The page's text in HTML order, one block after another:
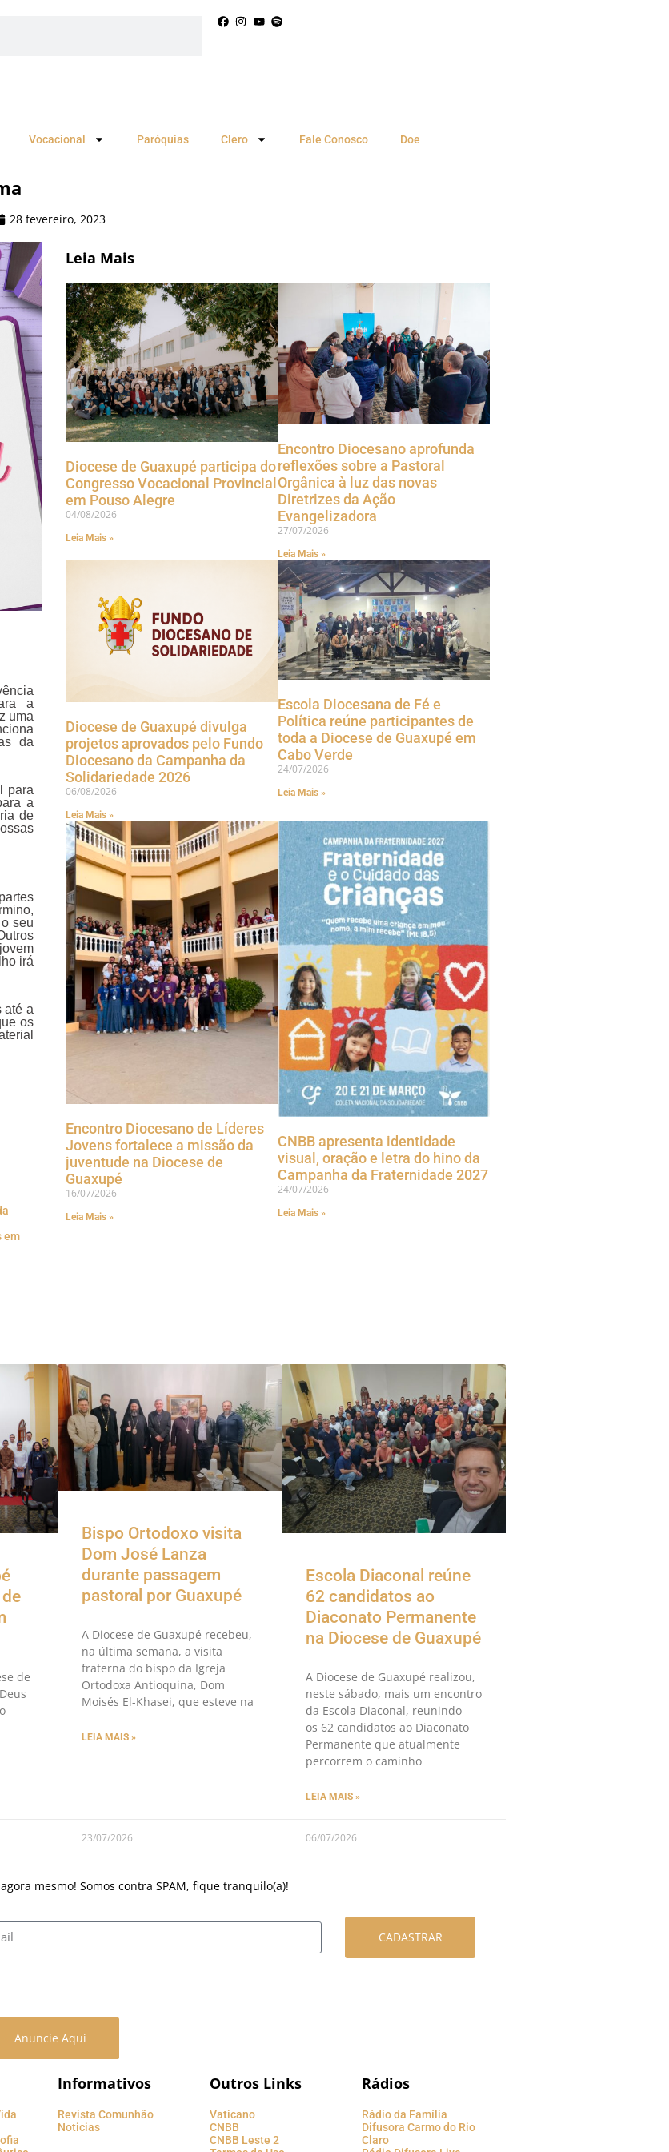
Vocacional Paróquias Clero Fale Conosco Doe
28 fevereiro, 2023
a
uma
da
para
a
de
seu
irá
até a
os
em
Leia Mais
Diocese de Guaxupé participa do
Congresso Vocacional Provincial
em Pouso Alegre
04/08/2026
Leia Mais »
Encontro Diocesano aprofunda
reflexões sobre a Pastoral
Orgânica à luz das novas
Diretrizes da Ação
Evangelizadora
27/07/2026
Leia Mais »
Diocese de Guaxupé divulga
projetos aprovados pelo Fundo
Diocesano da Campanha da
Solidariedade 2026
06/08/2026
Leia Mais »
Escola Diocesana de Fé e
Política reúne participantes de
toda a Diocese de Guaxupé em
Cabo Verde
24/07/2026
Leia Mais »
Encontro Diocesano de Líderes
Jovens fortalece a missão da
juventude na Diocese de
Guaxupé
16/07/2026
Leia Mais »
CNBB apresenta identidade
visual, oração e letra do hino da
Campanha da Fraternidade 2027
24/07/2026
Leia Mais »
de
Bispo Ortodoxo visita
Dom José Lanza
durante passagem
pastoral por Guaxupé
A Diocese de Guaxupé recebeu,
na última semana, a visita
fraterna do bispo da Igreja
Ortodoxa Antioquina, Dom
Moisés El-Khasei, que esteve na
LEIA MAIS »
23/07/2026
Escola Diaconal reúne
62 candidatos ao
Diaconato Permanente
na Diocese de Guaxupé
A Diocese de Guaxupé realizou,
neste sábado, mais um encontro
da Escola Diaconal, reunindo
os 62 candidatos ao Diaconato
Permanente que atualmente
percorrem o caminho
LEIA MAIS »
06/07/2026
mesmo! Somos contra SPAM, fique tranquilo(a)!
CADASTRAR
Anuncie Aqui
Informativos
Revista Comunhão
Noticias
Outros Links
Vaticano
CNBB
CNBB Leste 2
Rádios
Rádio da Família
Difusora Carmo do Rio
Claro